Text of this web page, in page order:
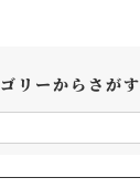
リーからさがす